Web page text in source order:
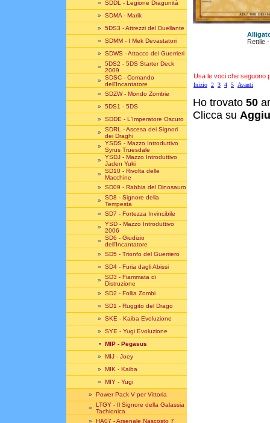
» SDDL - Legione Dragunità
» SDMA - Marik
» 5DS3 - Attrezzi del Duellante
» SDMM - I Mek Devastatori
» SDWS - Attacco dei Guerrieri
» 5DS2 - 5DS Starter Deck
2009
» SDSC - Comando
dell'Incantatore
» SDZW - Mondo Zombie
» 5DS1 - 5DS
» SDDE - L'Imperatore Oscuro
» SDRL - Ascesa dei Signori
dei Draghi
» YSDS - Mazzo Introduttivo
Syrus Truesdale
» YSDJ - Mazzo Introduttivo
Jaden Yuki
» SD10 - Rivolta delle
Macchine
» SD09 - Rabbia del Dinosauro
» SD8 - Signore della
Tempesta
» SD7 - Fortezza Invincibile
» YSD - Mazzo Introduttivo
2006
» SD6 - Giudizio
dell'Incantatore
» SD5 - Trionfo del Guerriero
» SD4 - Furia dagli Abissi
» SD3 - Fiammata di
Distruzione
» SD2 - Follia Zombi
» SD1 - Ruggito del Drago
» SKE - Kaiba Evoluzione
» SYE - Yugi Evoluzione
• MIP - Pegasus
» MIJ - Joey
» MIK - Kaiba
» MIY - Yugi
» Power Pack V per Vittoria
» LTGY - Il Signore della Galassia
Tachionica
» HA07 - Arsenale Nascosto 7
Rettile
Usa le voci che seguono
Inizio 2 3 4 5 Avanti
Ho trovato 50
Clicca su